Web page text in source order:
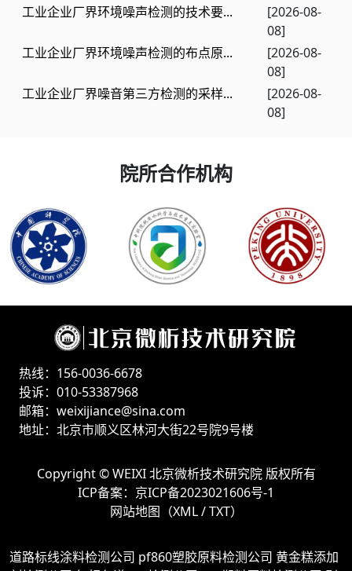
工业企业厂界环境噪声检测的技术要...
[2026-08-
08]
工业企业厂界环境噪声检测的布点原...
[2026-08-
08]
工业企业厂界噪音第三方检测的采样...
[2026-08-
08]
院所合作机构
热线：156-0036-6678
投诉：010-53387968
邮箱：weixijiance@sina.com
地址：北京市顺义区林河大街22号院9号楼
Copyright ©WEIXI 北京微析技术研究院版权所有
ICP备案： 京ICP备2023021606号-1
网站地图（XML/TXT）
道路标线涂料检测公司 pf860塑胶原料检测公司 黄金糕添加